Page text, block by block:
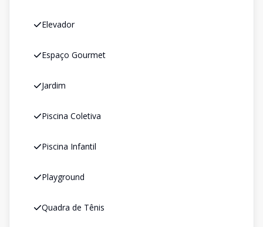
Elevador
Espaço Gourmet
Jardim
Piscina Coletiva
Piscina Infantil
Playground
Quadra de Tênis